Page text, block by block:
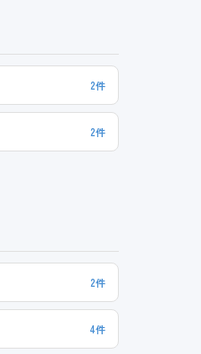
2件
2件
2件
4件